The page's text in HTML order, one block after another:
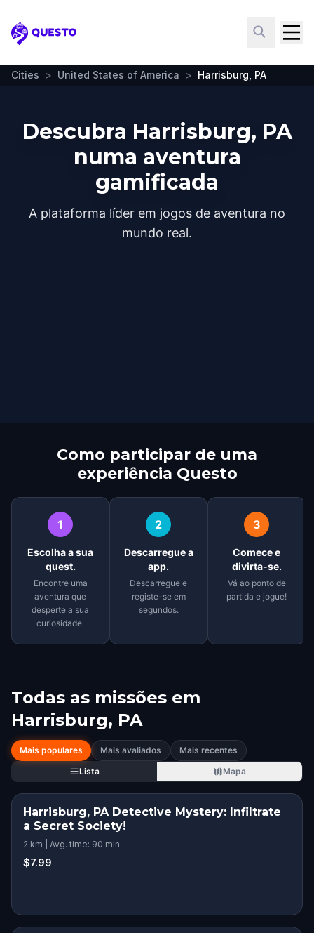
Questo
Cities > United States of America > Harrisburg, PA
Descubra Harrisburg, PA
numa aventura
gamificada
A plataforma líder em jogos de aventura no
mundo real.
Como participar de uma
experiência Questo
1
Escolha a sua
quest.
Encontre uma
aventura que
desperte a sua
curiosidade.
2
Descarregue a
app.
Descarregue e
registe-se em
segundos.
3
Comece e
divirta-se.
Vá ao ponto de
partida e jogue!
Todas as missões em
Harrisburg, PA
Mais populares Mais avaliados
Mais recentes
Lista
Mapa
Harrisburg, PA Detective Mystery: Infiltrate
a Secret Society!
2 km | Avg. time: 90 min
$7.99